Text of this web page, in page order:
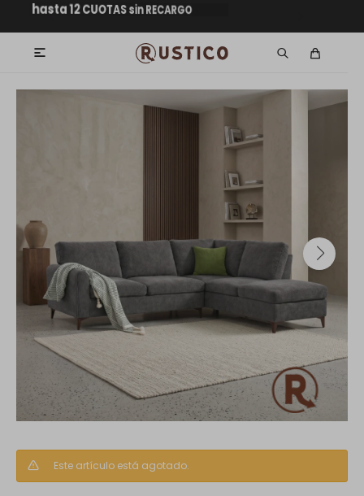
ENVÍOS A TODO EL PAÍS
GARANTÍA DE DEVOLUCIÓN
hasta 12 CUOTAS sin RECARGO
dentro de MONTEVIDEO en

Este artículo está agotado.